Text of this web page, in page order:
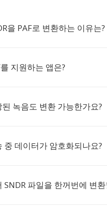
을 PAF로 변환하는 이유는?
지원하는 앱은?
된 녹음도 변환 가능한가요?
중 데이터가 암호화되나요?
SNDR 파일을 한꺼번에 변